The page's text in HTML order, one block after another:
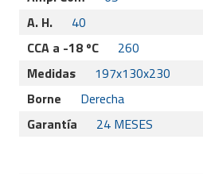
A. H.
40
CCA a -18 ºC
260
Medidas
197x130x230
Borne
Derecha
Garantía
24 MESES